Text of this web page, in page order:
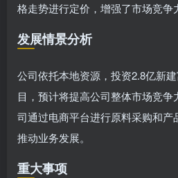
格走势进行定价，增强了市场竞争
发展情景分析
公司依托本地资源，投资2.8亿新
目，预计将提高公司整体市场竞
司通过电商平台进行原料采购和产
推动业务发展。
重大事项